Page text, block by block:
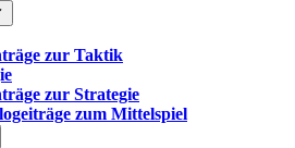
zur Taktik
zur Strategie
zum Mittelspiel